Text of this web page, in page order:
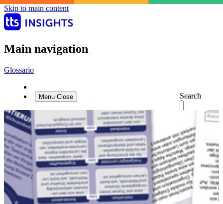
Skip to main content
Main navigation
Glossario
Search
Menu Close